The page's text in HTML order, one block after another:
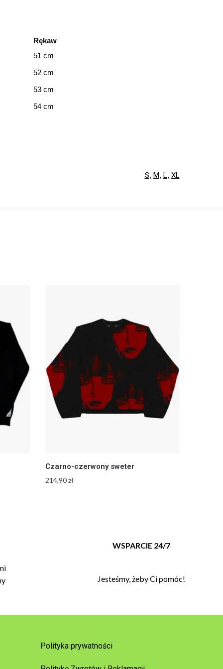
Rękaw
51 cm
52 cm
53 cm
54 cm
S, M, L, XL
Czarno-czerwony sweter
214,90zł
WSPARCIE 24/7
Jesteśmy, żeby Ci pomóc!
Polityka prywatności